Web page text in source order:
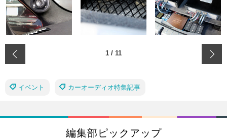
1 / 11
イベント カーオーディオ特集記事
編集部ピックアップ